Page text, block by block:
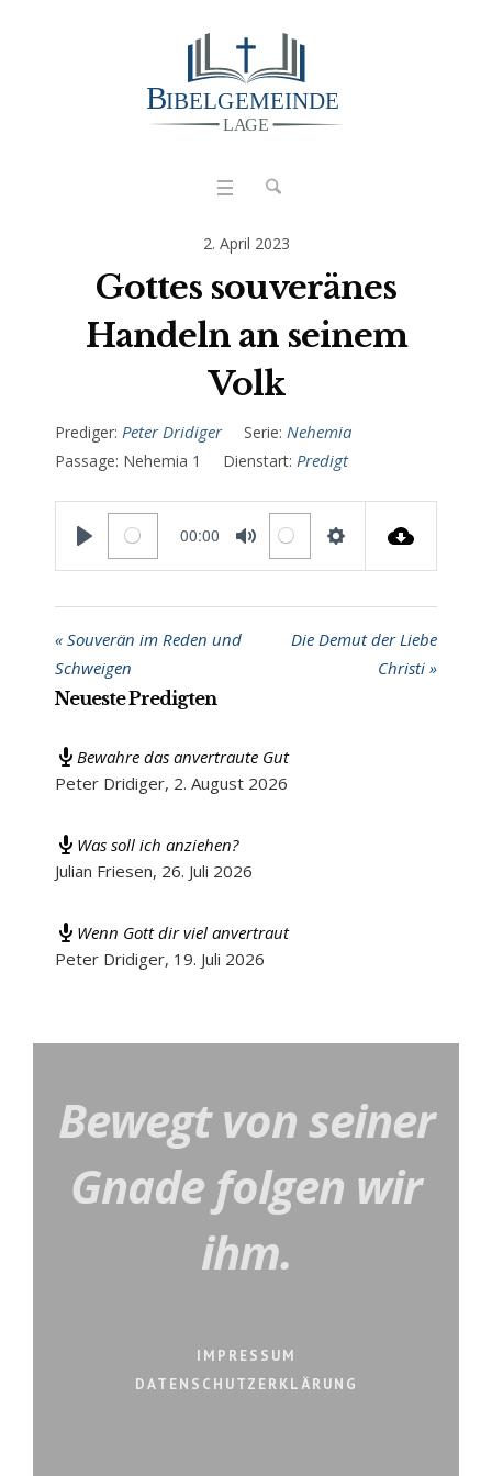
2. April 2023
Gottes souveränes
Handeln an seinem
Volk
Prediger: Peter Dridiger Serie: Nehemia
Passage: Nehemia 1 Dienstart: Predigt
PLAY
00:00
MUTE
« Souverän im Reden und
Schweigen
Die Demut der Liebe
Christi »
Neueste Predigten
Bewahre das anvertraute Gut
Peter Dridiger, 2. August 2026
Was soll ich anziehen?
Julian Friesen, 26. Juli 2026
Wenn Gott dir viel anvertraut
Peter Dridiger, 19. Juli 2026
Bewegt von seiner
Gnade folgen wir
ihm.
IMPRESSUM
DATENSCHUTZERKLÄRUNG